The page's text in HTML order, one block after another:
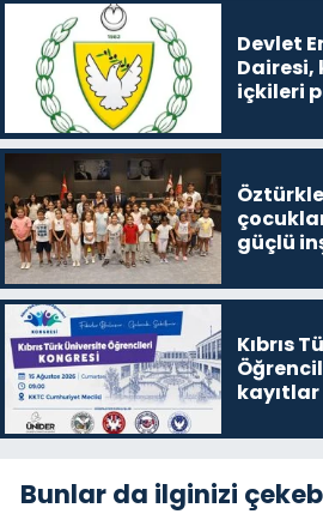
Devlet
Dairesi,
içkileri
güçlü
Kıbrıs
Bunlar da ilginizi